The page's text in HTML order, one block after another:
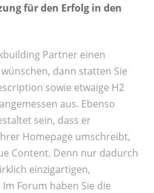
für den Erfolg in den
Partner einen
dann statten Sie
sowie etwaige H2
aus. Ebenso
sein, dass er
Homepage umschreibt,
Content. Denn nur dadurch
einzigartigen,
Forum haben Sie die